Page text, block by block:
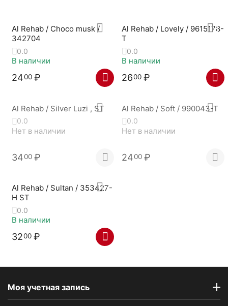
Al Rehab / Choco musk /
342704
0.0
В наличии
2400 ₽
Al Rehab / Lovely / 9615178-
T
0.0
В наличии
2600 ₽
Al Rehab / Silver Luzi , ST
0.0
Нет в наличии
3400 ₽
Al Rehab / Soft / 990043-Т
0.0
Нет в наличии
2400 ₽
Al Rehab / Sultan / 353427-
H ST
0.0
В наличии
3200 ₽
Моя учетная запись